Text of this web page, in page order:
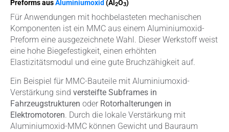
Preforms ausAluminiumoxid (Al 2O3)
Für Anwendungen mit hochbelasteten mechanischen
Komponenten ist ein MMC aus einem Aluminiumoxid-
Preform eine ausgezeichnete Wahl. Dieser Werkstoff weist
eine hohe Biegefestigkeit, einen erhöhten
Elastizitätsmodul und eine gute Bruchzähigkeit auf.
Ein Beispiel für MMC-Bauteile mit Aluminiumoxid-
Verstärkung sind versteifte Subframes in
Fahrzeugstrukturen oder Rotorhalterungen in
Elektromotoren. Durch die lokale Verstärkung mit
Aluminiumoxid-MMC können Gewicht und Bauraum